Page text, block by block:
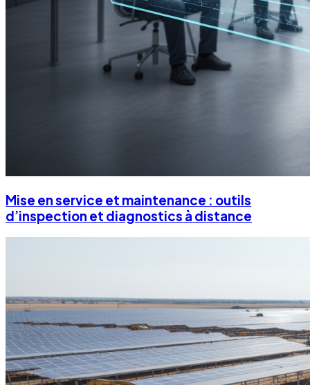
Mise en service et maintenance : outils
d’inspection et diagnostics à distance